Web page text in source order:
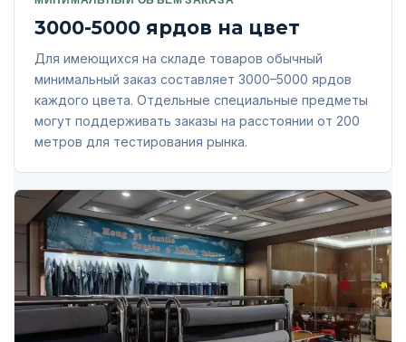
3000-5000 ярдов на цвет
Для имеющихся на складе товаров обычный
минимальный заказ составляет 3000–5000 ярдов
каждого цвета. Отдельные специальные предметы
могут поддерживать заказы на расстоянии от 200
метров для тестирования рынка.